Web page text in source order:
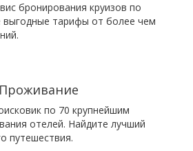
бронирования круизов по
выгодные тарифы от более чем
Проживание
по 70 крупнейшим
отелей. Найдите лучший
путешествия.